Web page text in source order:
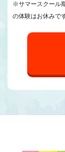
※サマースクール
の体験はお休みで